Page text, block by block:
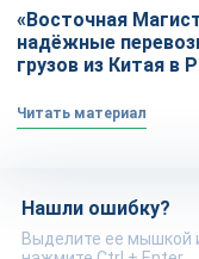
«Восточная
надёжные
грузов из Китая в
Читать материал
Нашли ошибку?
Выделите ее мышкой